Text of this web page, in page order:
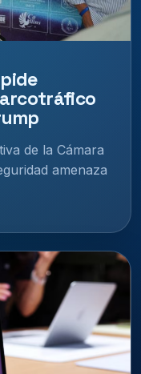
de la Cámara
amenaza